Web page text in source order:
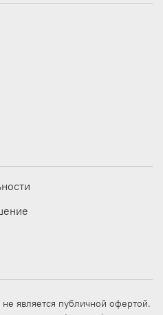
является публичной офертой.